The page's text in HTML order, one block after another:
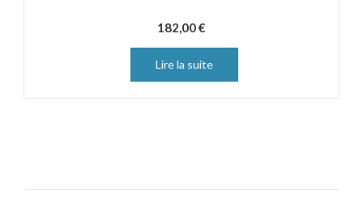
182,00€
Lire la suite